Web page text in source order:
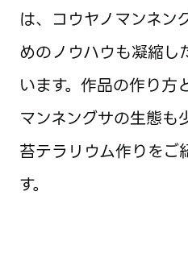
は、コウヤノマンネン
めのノウハウも凝縮し
います。作品の作り方
マンネングサの生態も
苔テラリウム作りをご
す。